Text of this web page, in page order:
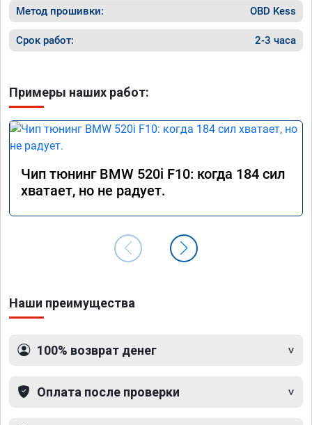
Метод прошивки: OBD Kess
Срок работ: 2-3 часа
Примеры наших работ:
Чип тюнинг BMW 520i F10: когда 184 сил
хватает, но не радует.
Наши преимущества
100% возврат денег
Оплата после проверки